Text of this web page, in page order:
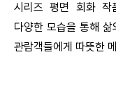
시리즈 평면 회화 작
다양한 모습을 통해
관람객들에게 따뜻한